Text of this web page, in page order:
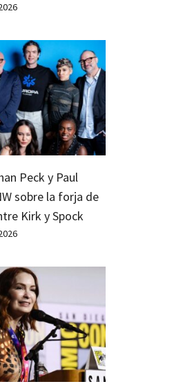
Peck y Paul
sobre la forja de
Kirk y Spock